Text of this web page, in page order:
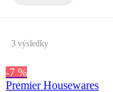
3 výsledky
-7 %
Premier Housewares